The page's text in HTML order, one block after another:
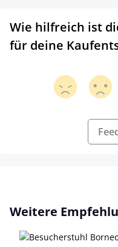
Wie hilfreich ist
für deine
Produktgalerie
Weitere